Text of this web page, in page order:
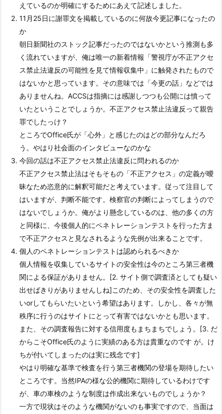
えているのか明確にするためにあえて記述しました。
11月25日に謝罪文を掲載しているのに何故今更記事になったの
か
朝日新聞社のストック記事だったのではないかという推測も多
く流れていますが、俺は唯一の新着情報「警視庁が不正アクセ
ス禁止法違反の可能性を見て情報収集中」に触発されたもので
はないかと思っています。その意味では「今更の話」などでは
ありませんね。ACCSは指摘には感謝しつつも公開には憤って
いたということでしょうか。不正アクセス禁止法違反って親告
罪でしたっけ？
ところでOffice氏が「心外」と感じたのはどの部分なんだろ
う。やはり社会面のインタビューなのかな
今回の話は不正アクセス禁止法違反に問われるのか
不正アクセス禁止法はそもそもの「不正アクセス」の定義が曖
昧なため恣意的に解釈可能だと考えています。従って注目して
はいますが、判断不能です。検察官の判断によってしまうので
はないでしょうか。俺がより懸念しているのは、他の多くの方
と同様に、今後個人的にペネトレーションテストを行った方ま
で不正アクセスと見なされるような先例が出来ることです。
個人のペネトレーションテストは認められるべきか
個人情報を収集しているサイトの安全性は今のところ第三者機
関による保証がありません。[2. サイト側で調査済としても疑い
出せばきりがありませんしね]このため、その安全性を調査した
いorしてもらいたいという希望はあります。しかし、各々が無
秩序に行うのはサイトにとって有害ではないかとも思います。
また、その調査報告に対する信用度もまちまちでしょう。[3. だ
からこそOffice氏のように実績のある方は貴重なのです が。け
ちが付いてしまったのは実に残念です]
やはり明確な基準で検査を行う第三者機関の登場を期待したい
ところです。当然IPAの様な公的機関に期待しているわけです
が、車の車検のような制度は作成出来ないものでしょうか？
一方で現状はそのような機関がないのも事実ですので、当面は